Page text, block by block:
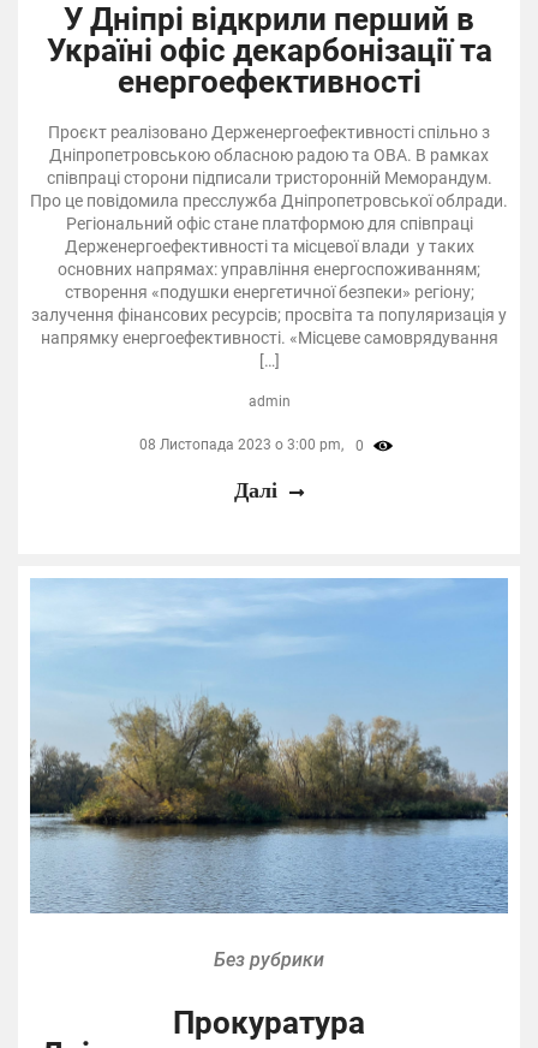
У Дніпрі відкрили перший в
Україні офіс декарбонізації та
енергоефективності
Проєкт реалізовано Держенергоефективності спільно з
Дніпропетровською обласною радою та ОВА. В рамках
співпраці сторони підписали тристоронній Меморандум.
Про це повідомила пресслужба Дніпропетровської облради.
Регіональний офіс стане платформою для співпраці
Держенергоефективності та місцевої влади у таких
основних напрямах: управління енергоспоживанням;
створення «подушки енергетичної безпеки» регіону;
залучення фінансових ресурсів; просвіта та популяризація у
напрямку енергоефективності. «Місцеве самоврядування
[…]
admin
08 Листопада 2023 о 3:00 pm, 0
Далі
Без рубрики
Прокуратура